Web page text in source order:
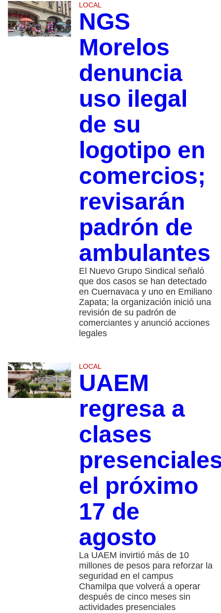
LOCAL
NGS
Morelos
denuncia
uso ilegal
de su
logotipo en
comercios;
revisarán
padrón de
ambulantes
El Nuevo Grupo Sindical señaló
que dos casos se han detectado
en Cuernavaca y uno en Emiliano
Zapata; la organización inició una
revisión de su padrón de
comerciantes y anunció acciones
legales
LOCAL
UAEM
regresa a
clases
el próximo
17 de
agosto
La UAEM invirtió más de 10
millones de pesos para reforzar la
seguridad en el campus
Chamilpa que volverá a operar
después de cinco meses sin
actividades presenciales